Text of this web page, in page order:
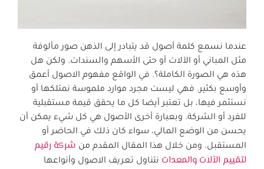
عندما نسمع كلمة أصول قد يتبادر إلى الذهن صور مألوفة
مثل المباني أو الآلات أو حتى الأسهم والسندات. ولكن هل
هذه هي الصورة الكاملة؟. في الواقع مفهوم الاصول أعمق
وأوسع بكثير. فهي ليست مجرد موارد ملموسة نمتلكها أو
نستثمر فيها، بل تعتبر أيضا كل ما يحقق قيمة مستقبلية
للفرد أو الشركة. وبعبارة أخرى الأصول هي كل شيء يمكن أن
يحسن من الوضع المالي، سواء كان ذلك في الحاضر أو
المستقبل. ومن خلال هذا المقال المقدم من شركة رقيم
لتقييم الآلات والمعدات نتناول تعريف الاصول وأنواعها